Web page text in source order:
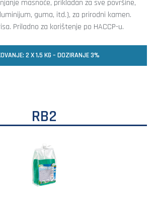
masnoće, prikladan za sve površine,
guma, itd.), za prirodni kamen.
Priladno za korištenje po HACCP-u.
2 X 1,5 KG – DOZIRANJE 3%
RB2